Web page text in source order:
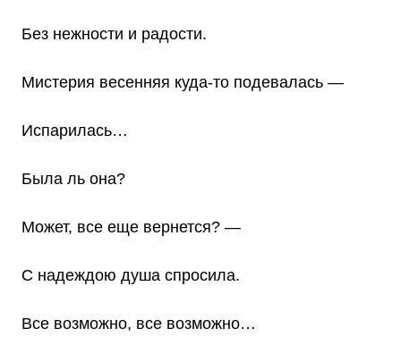
Без нежности и радости.
Мистерия весенняя куда-то подевалась —
Испарилась…
Была ль она?
Может, все еще вернется? —
С надеждою душа спросила.
Все возможно, все возможно…